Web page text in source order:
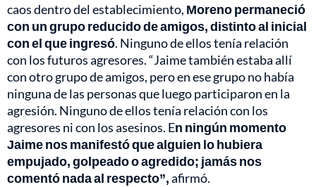
caos dentro del establecimiento, Moreno permaneció
con un grupo reducido de amigos, distinto al inicial
con el que ingresó. Ninguno de ellos tenía relación
con los futuros agresores. “Jaime también estaba allí
con otro grupo de amigos, pero en ese grupo no había
ninguna de las personas que luego participaron en la
agresión. Ninguno de ellos tenía relación con los
agresores ni con los asesinos. En ningún momento
Jaime nos manifestó que alguien lo hubiera
empujado, golpeado o agredido; jamás nos
comentó nada al respecto”,afirmó.